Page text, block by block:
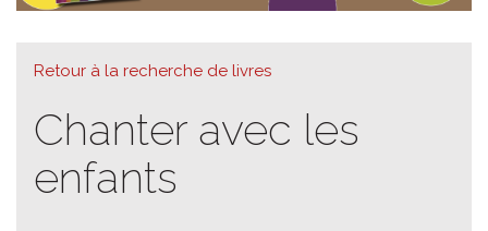
Retour à la recherche de livres
Chanter avec les
enfants